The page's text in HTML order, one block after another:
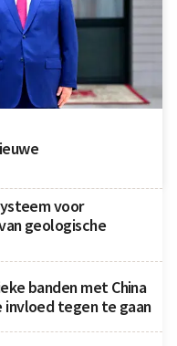
voor
geologische
banden met China
invloed tegen te gaan